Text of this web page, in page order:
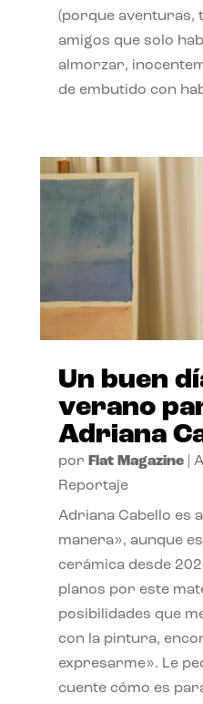
(porque aventuras,
amigos que solo
almorzar,
de embutido con
Un buen
verano
Adriana
por Flat Magazine|
Reportaje
Adriana Cabello es
manera», aunque
cerámica desde
planos por este
posibilidades que
con la pintura,
expresarme». Le
cuente cómo es